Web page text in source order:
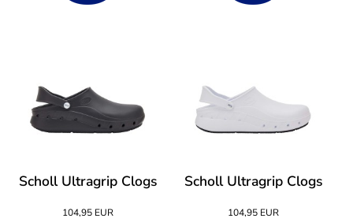
Scholl Ultragrip Clogs
104,95 EUR
Scholl Ultragrip Clogs
104,95 EUR